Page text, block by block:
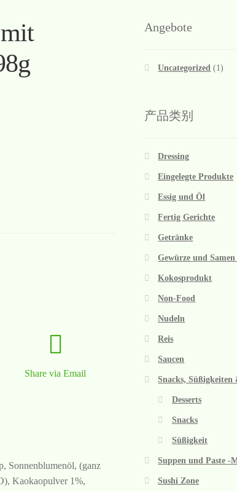
Share via Email
Sonnenblumenöl, (ganz
Kaokaopulver 1%,
Angebote
Uncategorized (1)
产品类别
Dressing
Eingelegte Produkte
Essig und Öl
Fertig Gerichte
Getränke
Gewürze und Samen
Kokosprodukt
Non-Food
Nudeln
Reis
Saucen
Snacks, Süßigkeiten
Desserts
Snacks
Süßigkeit
Suppen und Paste -
Sushi Zone